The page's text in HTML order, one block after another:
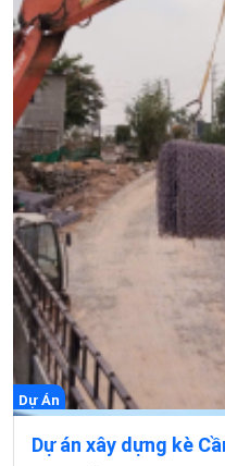
Dự Án
Dự án xây dựng kè